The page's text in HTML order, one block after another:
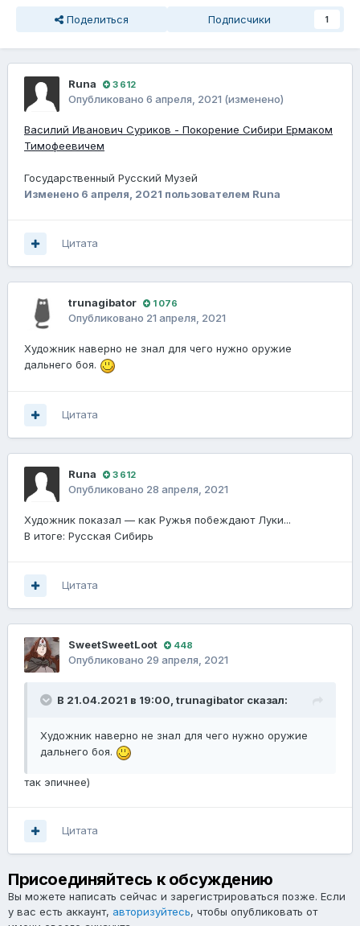
Поделиться Подписчики 1
Runа 3 612
Опубликовано 6 апреля, 2021 (изменено)
Василий Иванович Суриков - Покорение Сибири Ермаком
Тимофеевичем
Государственный Русский Музей
Изменено 6 апреля, 2021 пользователем Runа
Цитата
trunagibator 1 076
Опубликовано 21 апреля, 2021
Художник наверно не знал для чего нужно оружие
дальнего боя.
Цитата
Runа 3 612
Опубликовано 28 апреля, 2021
Художник показал — как Ружья побеждают Луки...
В итоге: Русская Сибирь
Цитата
SweetSweetLoot 448
Опубликовано 29 апреля, 2021
В 21.04.2021 в 19:00, trunagibator сказал:
Художник наверно не знал для чего нужно оружие
дальнего боя.
так эпичнее)
Цитата
Присоединяйтесь к обсуждению
Вы можете написать сейчас и зарегистрироваться позже. Если
у вас есть аккаунт, авторизуйтесь, чтобы опубликовать от